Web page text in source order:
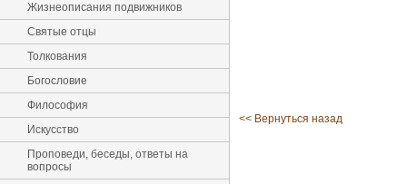
Жизнеописания подвижников
Святые отцы
Толкования
Богословие
Философия
Искусство
Проповеди, беседы, ответы на
вопросы
<< Вернуться назад